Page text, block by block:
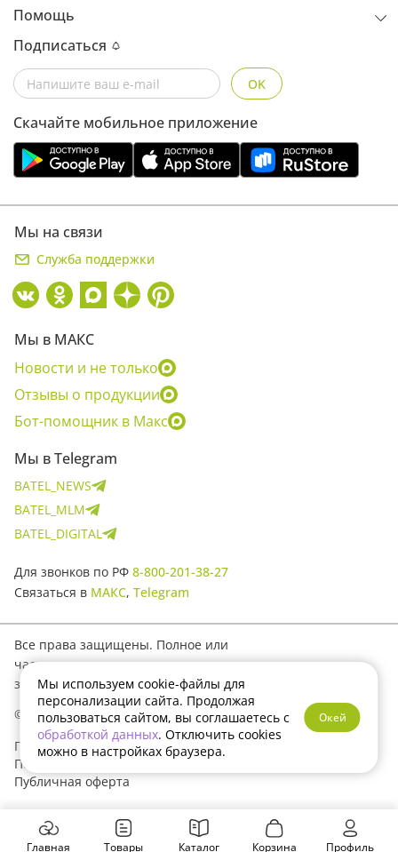
Главная Товары Каталог Корзина Профиль
Помощь
Подписаться
OK
Скачайте мобильное приложение
Мы на связи
Служба поддержки
Мы в МАКС
Новости и не только
Отзывы о продукции
Бот-помощник в Макс
Мы в Telegram
BATEL_NEWS
BATEL_MLM
BATEL_DIGITAL
Для звонков по РФ 8-800-201-38-27
Связаться в МАКС, Telegram
Все права защищены. Полное или
частичное копирование материалов
запрещено.
© 2017–2026 Batel
Политика конфиденциальности
Пользовательское соглашение
Публичная оферта
Мы используем cookie-файлы для
персонализации сайта. Продолжая
пользоваться сайтом, вы соглашаетесь с
обработкой данных. Отключить cookies
можно в настройках браузера.
Окей